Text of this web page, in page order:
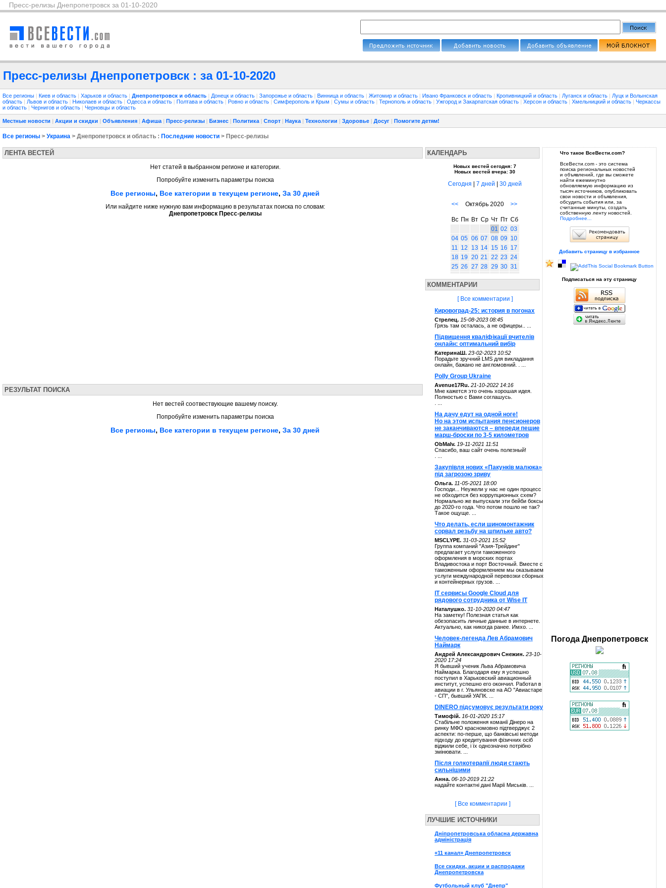
Пресс-релизы Днепропетровск за 01-10-2020
Пресс-релизы Днепропетровск : за 01-10-2020
Все регионы | Киев и область | Харьков и область | Днепропетровск и область | Донецк и область | Запорожье и область | Винница и область | Житомир и область | Ивано Франковск и область | Кропивницкий и область | Луганск и область | Луцк и Волынская
область | Львов и область | Николаев и область | Одесса и область | Полтава и область | Ровно и область | Симферополь и Крым | Сумы и область | Тернополь и область | Ужгород и Закарпатская область | Херсон и область | Хмельницкий и область | Черкассы
и область | Чернигов и область | Черновцы и область
Местные новости | Акции и скидки | Объявления | Афиша | Пресс-релизы | Бизнес | Политика | Спорт | Наука | Технологии | Здоровье | Досуг | Помогите детям!
Все регионы > Украина > Днепропетровск и область : Последние новости > Пресс-релизы
ЛЕНТА ВЕСТЕЙ
Нет статей в выбранном регионе и категории.
Попробуйте изменить параметры поиска
Все регионы, Все категории в текущем регионе, За 30 дней
Или найдите ниже нужную вам информацию в результатах поиска по словам:
Днепропетровск Пресс-релизы
РЕЗУЛЬТАТ ПОИСКА
Нет вестей соотвествующие вашему поиску.
Попробуйте изменить параметры поиска
Все регионы, Все категории в текущем регионе, За 30 дней
КАЛЕНДАРЬ
Новых вестей сегодня: 7
Новых вестей вчера: 30
Сегодня 7 дней 30 дней
<< Октябрь 2020 >>
Вс Пн Вт Ср Чт Пт Сб
01 02 03
04 05 06 07 08 09 10
11 12 13 14 15 16 17
18 19 20 21 22 23 24
25 26 27 28 29 30 31
КОММЕНТАРИИ
[ Все комментарии ]
Кировоград-25: история в погонах
Стрелец. 15-08-2023 08:45
Грязь там осталась, а не офицеры.. ...
Підвищення кваліфікації вчителів
онлайн: оптимальний вибір
КатеринаШ. 23-02-2023 10:52
Порадьте зручний LMS для викладання
онлайн, бажано не англомовний. . ...
Polly Group Ukraine
Avenue17Ru. 21-10-2022 14:16
Мне кажется это очень хорошая идея.
Полностью с Вами соглашусь.
На дачу едут на одной ноге!
Но на этом испытания пенсионеров
не заканчиваются – впереди пешие
марш-броски по 3-5 километров
ОbMalv. 19-11-2021 11:51
Спасибо, ваш сайт очень полезный!
Закупівля нових «Пакунків малюка»
під загрозою зриву
Ольга. 11-05-2021 18:00
Господи... Неужели у нас не один процесс
не обходится без коррупционных схем?
Нормально же выпускали эти бейби боксы
до 2020-го года. Что потом пошло не так?
Такое ощуще. ...
Что делать, если шиномонтажник
сорвал резьбу на шпильке авто?
MSCLYPE. 31-03-2021 15:52
Группа компаний "Азия-Трейдинг"
предлагает услуги таможенного
оформления в морских портах
Владивостока и порт Восточный. Вместе с
таможенным оформлением мы оказываем
услуги международной перевозки сборных
и контейнерных грузов. ...
IT сервисы Google Cloud для
рядового сотрудника от Wise IT
Наталушко. 31-10-2020 04:47
На заметку! Полезная статья как
обезопасить личные данные в интернете.
Актуально, как никогда ранее. Имхо. ...
Человек-легенда Лев Абрамович
Наймарк
Андрей Александрович Снежин. 23-10-
2020 17:24
Я бывший ученик Льва Абрамовича
Наймарка. Благодаря ему я успешно
поступил в Харьковский авиационный
институт, успешно его окончил. Работал в
авиации в г. Ульяновске на АО "Авиастаре
- СП", бывший УАПК. ...
DINERO підсумовує результати року
Тимофій. 16-01-2020 15:17
Стабільне положення команії Дінеро на
ринку МФО красномовно підтверджує 2
аспекти: по-перше, що банківські методи
підходу до кредитування фізичних осіб
віджили себе, і їх однозначно потрібно
змінювати. ...
Після голкотерапії люди стають
сильнішими
Анна. 06-10-2019 21:22
надайте контактні дані Марії Миськів. ...
[ Все комментарии ]
ЛУЧШИЕ ИСТОЧНИКИ
Дніпропетровська обласна державна
адміністрація
«11 канал» Днепропетровск
Все скидки, акции и распродажи
Днепропетровска
Футбольный клуб "Днепр"
Что такое ВсеВести.com?
ВсеВести.com - это система
поиска региональных новостей
и объявлений, где вы сможете
найти ежеминутно
обновляемую информацию из
тысяч источников, опубликовать
свои новости и объявления,
обсудить события или, за
считанные минуты, создать
собственную ленту новостей.
Подробнее...
Добавить страницу в избранное
Подписаться на эту страницу
Погода Днепропетровск